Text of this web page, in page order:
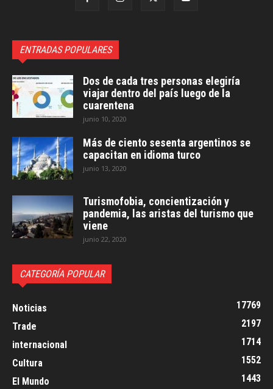
ENTRADAS POPULARES
Dos de cada tres personas elegiría
viajar dentro del país luego de la
cuarentena
junio 10, 2020
Más de ciento sesenta argentinos se
capacitan en idioma turco
junio 13, 2020
Turismofobia, concientización y
pandemia, las aristas del turismo que
viene
junio 22, 2020
CATEGORÍA POPULAR
Noticias
17769
Trade
2197
internacional
1714
Cultura
1552
El Mundo
1443